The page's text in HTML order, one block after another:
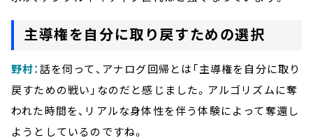
主導権を自分に取り戻すための選択
野村：話を伺って、アナログ回帰とは「主導権を自分に取り
戻すための戦い」なのだと感じました。アルゴリズムに奪
われた時間を、リアルな身体性を伴う体験によって奪還し
ようとしているのですね。